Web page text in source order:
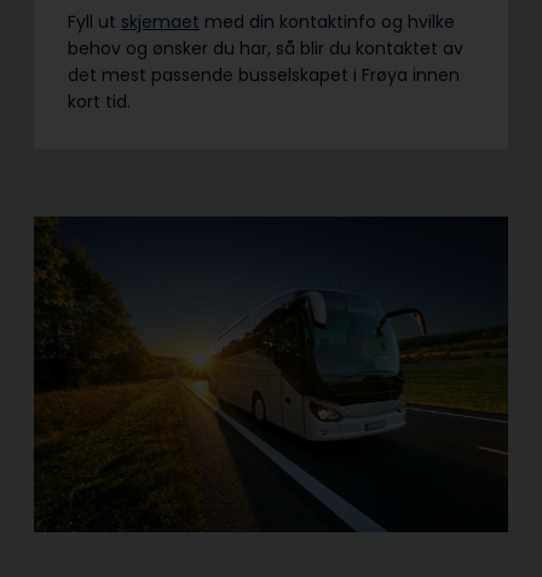
Fyll ut skjemaet med din kontaktinfo og hvilke
behov og ønsker du har, så blir du kontaktet av
det mest passende busselskapet i Frøya innen
kort tid.